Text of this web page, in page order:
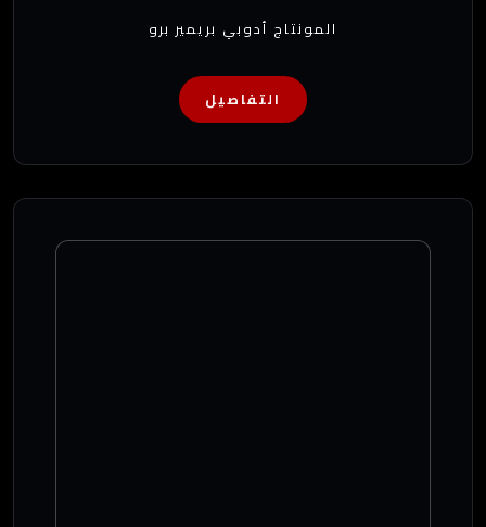
المونتاج أدوبي بريمير برو
التفاصيل